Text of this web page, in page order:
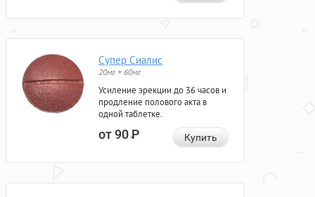
Супер Сиалис
20мг + 60мг
Усиление эрекции до 36 часов и
продление полового акта в
одной таблетке.
от 90Р Купить